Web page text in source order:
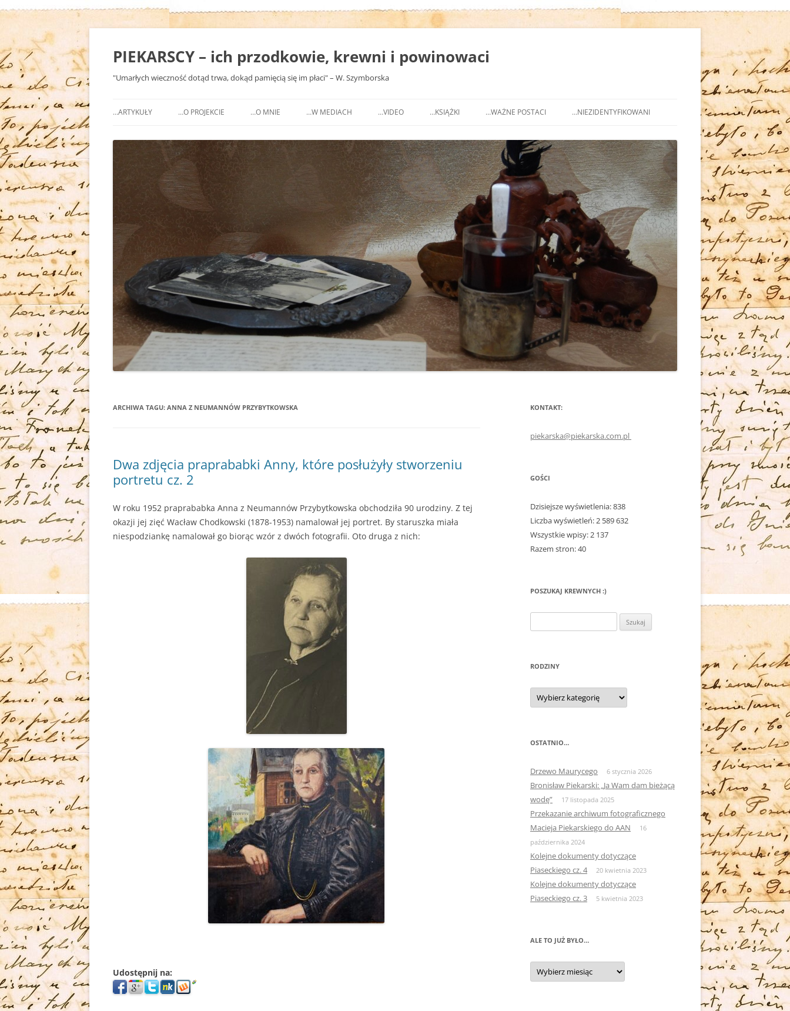
Przejdź
PIEKARSCY – ich przodkowie, krewni i powinowaci
"Umarłych wieczność dotąd trwa, dokąd pamięcią się im płaci" – W. Szymborska
…ARTYKUŁY …O PROJEKCIE …O MNIE …W MEDIACH
MORE MAIORUM – 2/2020
MORE MAIORUM – 1/2020
QUAERENDA – 5/2018
MIESZKANIEC – MAJ 2018
MORE MAIORUM – LUTY 2018
MIESZKANIEC – LISTOPAD 2017 (2)
MIESZKANIEC – LISTOPAD 2017 (1)
MORE MAIORUM – WRZESIEŃ 2017
MORE MAIORUM – MAJ 2017
STOLICA – WRZESIEŃ 2015
PISZEMY PLUS – 15 SIERPNIA 2014
STREFA KULTURY – 1 LUTEGO 2014
STOLICA – MARZEC 2011
…VIDEO …KSIĄŻKI
(OPUBLIKOWANE)
* WSPOMNIENIA
(NIEOPUBLIKOWANE)
* BELETRYSTYKA I PUBLICYSTYKA
* PUBLIKACJE FACHOWE
…WAŻNE POSTACI
* LEKARZE
* LITERACI I DZIENNIKARZE
* MALARZE
* ŻOŁNIERZE
…NIEZIDENTYFIKOWANI
ARCHIWA TAGU: ANNA Z NEUMANNÓW PRZYBYTKOWSKA
Dwa zdjęcia praprababki Anny, które posłużyły stworzeniu
portretu cz. 2
W roku 1952 praprababka Anna z Neumannów Przybytkowska obchodziła 90 urodziny. Z tej
okazji jej zięć Wacław Chodkowski (1878-1953) namalował jej portret. By staruszka miała
niespodziankę namalował go biorąc wzór z dwóch fotografii. Oto druga z nich:
Udostępnij na:
KONTAKT:
piekarska@piekarska.com.pl
GOŚCI
Dzisiejsze wyświetlenia:838
Liczba wyświetleń:2 589 632
Wszystkie wpisy:2 137
Razem stron:40
POSZUKAJ KREWNYCH :)
RODZINY
Rodziny
OSTATNIO…
Drzewo Maurycego 6 stycznia 2026
Bronisław Piekarski: „Ja Wam dam bieżącą
wodę”
17 listopada 2025
Przekazanie archiwum fotograficznego
Macieja Piekarskiego do AAN
16
października 2024
Kolejne dokumenty dotyczące
Piaseckiego cz. 4
20 kwietnia 2023
Kolejne dokumenty dotyczące
Piaseckiego cz. 3
5 kwietnia 2023
ALE TO JUŻ BYŁO…
Ale
to
już